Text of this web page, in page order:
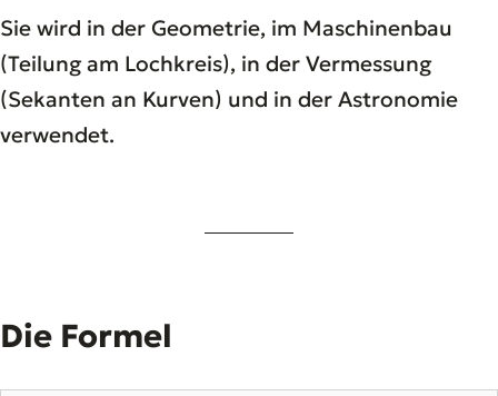
Sie wird in der Geometrie, im Maschinenbau
(Teilung am Lochkreis), in der Vermessung
(Sekanten an Kurven) und in der Astronomie
verwendet.
Die Formel